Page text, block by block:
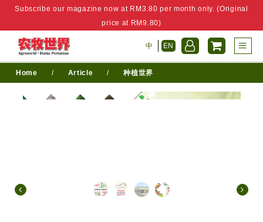
Subscribe our magazine now at RM3.80 per month only. (Original
price at RM9.80)
中 EN
Home / Article / 种植世界